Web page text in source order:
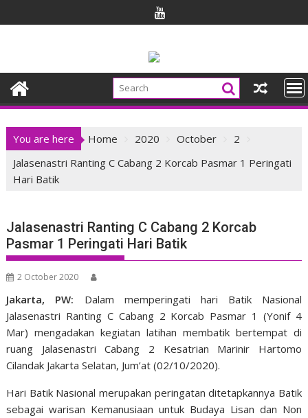
to
You are here Home 2020 October
2
Jalasenastri Ranting C Cabang 2 Korcab Pasmar 1 Peringati
Hari Batik
Jalasenastri Ranting C Cabang 2 Korcab
Pasmar 1 Peringati Hari Batik
2 October 2020
Jakarta, PW: Dalam memperingati hari Batik Nasional
Jalasenastri Ranting C Cabang 2 Korcab Pasmar 1 (Yonif 4
Mar) mengadakan kegiatan latihan membatik bertempat di
ruang Jalasenastri Cabang 2 Kesatrian Marinir Hartomo
Cilandak Jakarta Selatan, Jum’at (02/10/2020).
Hari Batik Nasional merupakan peringatan ditetapkannya Batik
sebagai warisan Kemanusiaan untuk Budaya Lisan dan Non